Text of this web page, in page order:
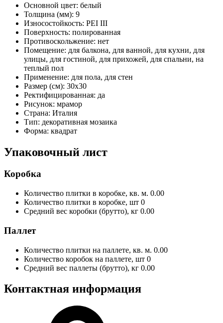
Основной цвет: белый
Толщина (мм): 9
Износостойкость: PEI III
Поверхность: полированная
Противоскольжение: нет
Помещение: для балкона, для ванной, для кухни, для
улицы, для гостиной, для прихожей, для спальни, на
теплый пол
Применение: для пола, для стен
Размер (см): 30x30
Ректифицированная: да
Рисунок: мрамор
Страна: Италия
Тип: декоративная мозаика
Форма: квадрат
Упаковочный лист
Коробка
Количество плитки в коробке, кв. м. 0.00
Количество плитки в коробке, шт 0
Средний вес коробки (брутто), кг 0.00
Паллет
Количество плитки на паллете, кв. м. 0.00
Количество коробок на паллете, шт 0
Средний вес паллеты (брутто), кг 0.00
Контактная информация